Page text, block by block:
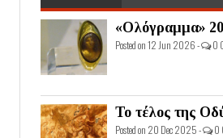
«Ολόγραμμα»
Posted on 12 Jun 2026 - 0
Το τέλος της
Posted on 20 Dec 2025 - 0